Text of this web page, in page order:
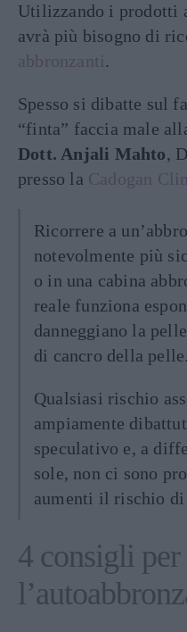
Utilizzando i prodotti
avrà più bisogno di
abbronzanti.
Spesso si dibatte sul
“finta” faccia male
Dott. Anjali Mahto,
presso la Cadogan
Ricorrere a
notevolmente più
o in una cabina
reale funziona
danneggiano la
di cancro della pelle.
Qualsiasi rischio
ampiamente
speculativo e, a
sole, non ci sono
aumenti il ​​rischio di
4 consigli